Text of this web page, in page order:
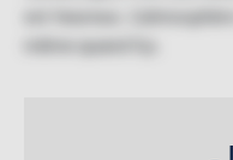
est heureux.
même quand il p.